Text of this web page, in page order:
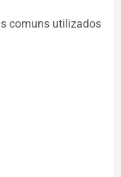
comuns utilizados